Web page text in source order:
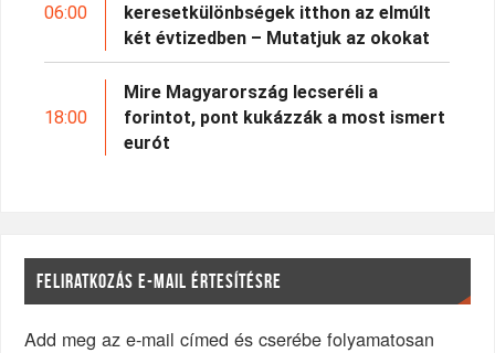
06:00
keresetkülönbségek itthon az elmúlt
két évtizedben – Mutatjuk az okokat
18:00
Mire Magyarország lecseréli a
forintot, pont kukázzák a most ismert
eurót
FELIRATKOZÁS E-MAIL ÉRTESÍTÉSRE
Add meg az e-mail címed és cserébe folyamatosan